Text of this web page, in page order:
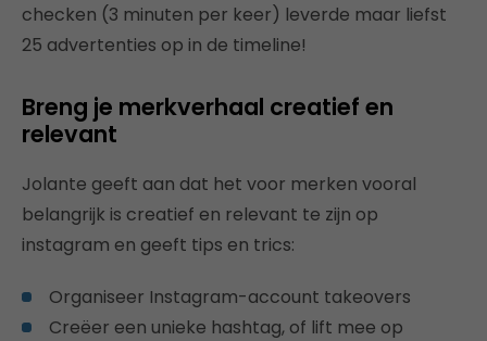
checken (3 minuten per keer) leverde maar liefst
25 advertenties op in de timeline!
Breng je merkverhaal creatief en
relevant
Jolante geeft aan dat het voor merken vooral
belangrijk is creatief en relevant te zijn op
instagram en geeft tips en trics:
Organiseer Instagram-account takeovers
Creëer een unieke hashtag, of lift mee op